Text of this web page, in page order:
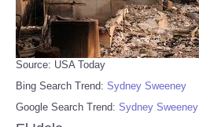
Source: USA Today
Bing Search Trend: Sydney Sweeney
Google Search Trend: Sydney Sweeney